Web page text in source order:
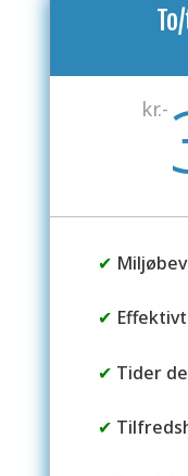
kr.-
✔
✔
✔ Tider
✔